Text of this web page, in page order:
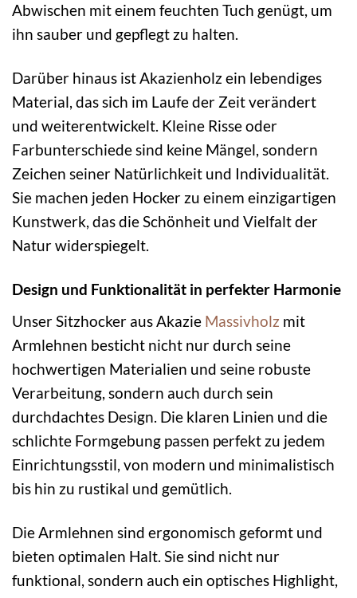
Abwischen mit einem feuchten Tuch genügt, um
ihn sauber und gepflegt zu halten.
Darüber hinaus ist Akazienholz ein lebendiges
Material, das sich im Laufe der Zeit verändert
und weiterentwickelt. Kleine Risse oder
Farbunterschiede sind keine Mängel, sondern
Zeichen seiner Natürlichkeit und Individualität.
Sie machen jeden Hocker zu einem einzigartigen
Kunstwerk, das die Schönheit und Vielfalt der
Natur widerspiegelt.
Design und Funktionalität in perfekter Harmonie
Unser Sitzhocker aus Akazie Massivholz mit
Armlehnen besticht nicht nur durch seine
hochwertigen Materialien und seine robuste
Verarbeitung, sondern auch durch sein
durchdachtes Design. Die klaren Linien und die
schlichte Formgebung passen perfekt zu jedem
Einrichtungsstil, von modern und minimalistisch
bis hin zu rustikal und gemütlich.
Die Armlehnen sind ergonomisch geformt und
bieten optimalen Halt. Sie sind nicht nur
funktional, sondern auch ein optisches Highlight,